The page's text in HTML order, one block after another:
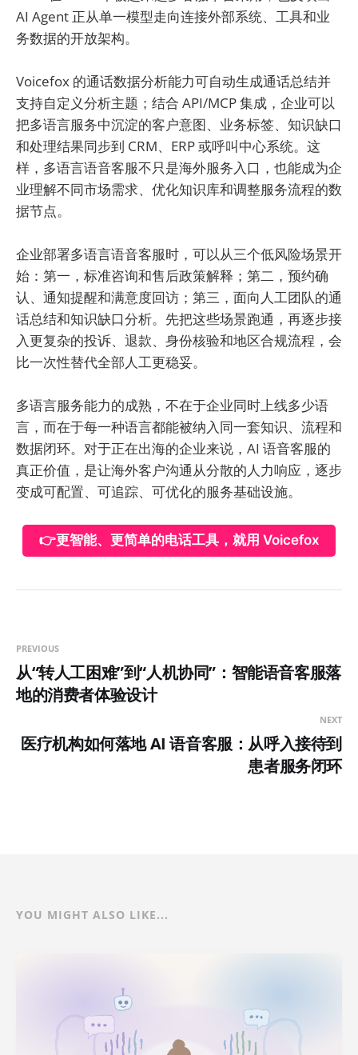
AI Agent 正从单一模型走向连接外部系统、工具和业
务数据的开放架构。
Voicefox 的通话数据分析能力可自动生成通话总结并
支持自定义分析主题；结合 API/MCP 集成，企业可以
把多语言服务中沉淀的客户意图、业务标签、知识缺口
和处理结果同步到 CRM、ERP 或呼叫中心系统。这
样，多语言语音客服不只是海外服务入口，也能成为企
业理解不同市场需求、优化知识库和调整服务流程的数
据节点。
企业部署多语言语音客服时，可以从三个低风险场景开
始：第一，标准咨询和售后政策解释；第二，预约确
认、通知提醒和满意度回访；第三，面向人工团队的通
话总结和知识缺口分析。先把这些场景跑通，再逐步接
入更复杂的投诉、退款、身份核验和地区合规流程，会
比一次性替代全部人工更稳妥。
多语言服务能力的成熟，不在于企业同时上线多少语
言，而在于每一种语言都能被纳入同一套知识、流程和
数据闭环。对于正在出海的企业来说，AI 语音客服的
真正价值，是让海外客户沟通从分散的人力响应，逐步
变成可配置、可追踪、可优化的服务基础设施。
👉更智能、更简单的电话工具，就用 Voicefox
PREVIOUS
从“转人工困难”到“人机协同”：智能语音客服落
地的消费者体验设计
NEXT
医疗机构如何落地 AI 语音客服：从呼入接待到
患者服务闭环
YOU MIGHT ALSO LIKE...